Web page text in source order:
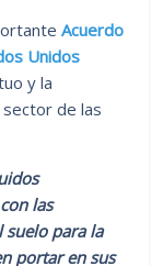
Acuerdo
Unidos
y la
de las
las
suelo para la
portar en sus